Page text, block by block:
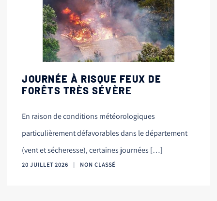
JOURNÉE À RISQUE FEUX DE
FORÊTS TRÈS SÉVÈRE
En raison de conditions météorologiques
particulièrement défavorables dans le département
(vent et sécheresse), certaines journées […]
20 JUILLET 2026 NON CLASSÉ